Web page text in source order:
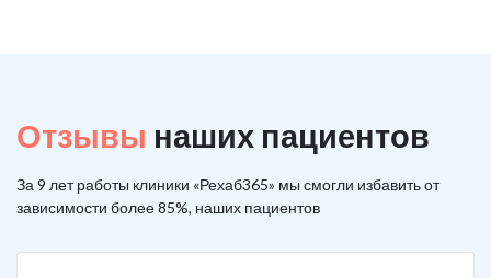
Отзывы наших пациентов
За 9 лет работы клиники «Рехаб365» мы смогли избавить от
зависимости более 85%, наших пациентов